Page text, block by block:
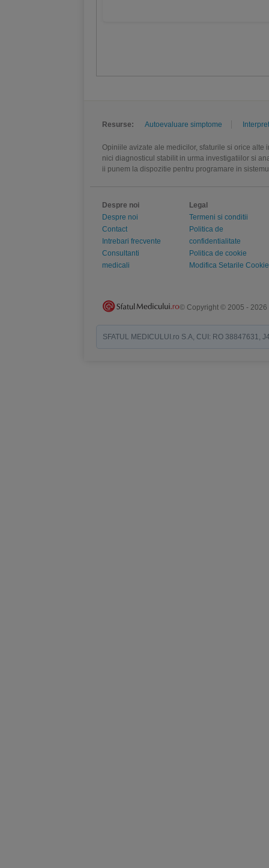
Resurse: Autoevaluare simptome
Opiniile avizate ale medicilor, sfaturile si orice
nici diagnosticul stabilit in urma investigatiilor si
ii punem la dispozitie pentru programare in
Despre noi
Despre noi
Contact
Intrebari frecvente
Consultanti
medicali
Legal
Termeni si conditii
Politica de
confidentialitate
Politica de cookie
Modifica Setarile Cookie
© Copyright © 2005 - 2026
SFATUL MEDICULUI.ro S.A, CUI: RO 38847631,